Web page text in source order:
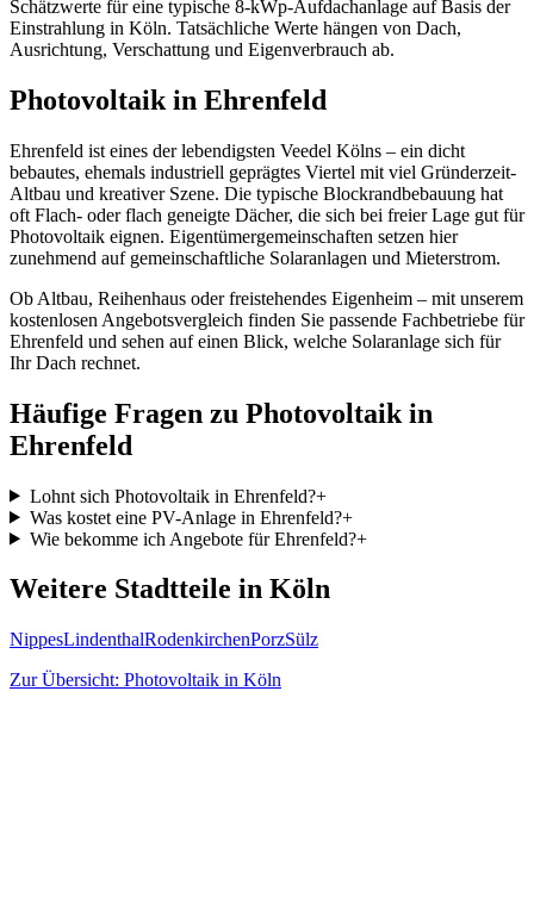
Schätzwerte für eine typische 8-kWp-Aufdachanlage auf Basis der
Einstrahlung in Köln. Tatsächliche Werte hängen von Dach,
Ausrichtung, Verschattung und Eigenverbrauch ab.
Photovoltaik in Ehrenfeld
Ehrenfeld ist eines der lebendigsten Veedel Kölns – ein dicht
bebautes, ehemals industriell geprägtes Viertel mit viel Gründerzeit-
Altbau und kreativer Szene. Die typische Blockrandbebauung hat
oft Flach- oder flach geneigte Dächer, die sich bei freier Lage gut für
Photovoltaik eignen. Eigentümergemeinschaften setzen hier
zunehmend auf gemeinschaftliche Solaranlagen und Mieterstrom.
Ob Altbau, Reihenhaus oder freistehendes Eigenheim – mit unserem
kostenlosen Angebotsvergleich finden Sie passende Fachbetriebe für
Ehrenfeld und sehen auf einen Blick, welche Solaranlage sich für
Ihr Dach rechnet.
Häufige Fragen zu Photovoltaik in
Ehrenfeld
Lohnt sich Photovoltaik in Ehrenfeld?+
Was kostet eine PV-Anlage in Ehrenfeld?+
Wie bekomme ich Angebote für Ehrenfeld?+
Weitere Stadtteile in Köln
NippesLindenthalRodenkirchenPorzSülz
Zur Übersicht: Photovoltaik in Köln